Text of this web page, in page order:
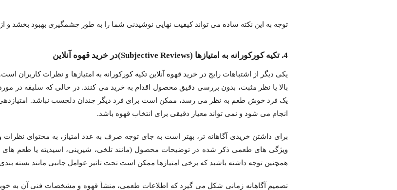
توجه به این نکته ساده می تواند کیفیت نهایی نوشیدنی شما را به طور چشمگیری بهبود بخشد و
4. تکیه کورکورانه به امتیازها (Subjective Reviews)در خرید قهوه آنلاین
یکی دیگر از اشتباهات رایج در خرید قهوه آنلاین تکیه کورکورانه به امتیازها و نظرات
بالا یا نظر مثبت، بدون بررسی دقیق محصول اقدام به خرید می کنند. در حالی که سلیقه در
یک فرد خوش طعم به نظر می رسد، ممکن است برای فرد دیگر چندان دلچسب نباشد.
انجام می شود و نمی تواند معیار دقیقی برای انتخاب قهوه باشد.
برای داشتن خریدی آگاهانه تر، بهتر است به جای توجه صرف به عدد امتیاز، به محتوای
ویژگی های طعمی ذکر شده در توضیحات محصول (مانند تلخی، شیرینی، اسیدیته یا طعم های
همچنین توجه داشته باشید که برخی امتیازها ممکن است تحت تاثیر عوامل جانبی مانند بسته
تصمیم آگاهانه زمانی شکل می گیرد که اطلاعات طعمی، منشأ قهوه و مشخصات فنی آن به